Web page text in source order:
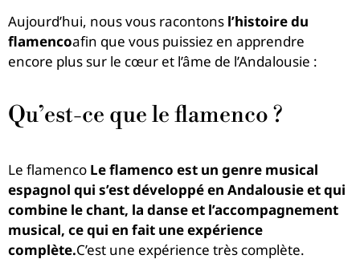
Aujourd’hui, nous vous racontons l’histoire du
flamencoafin que vous puissiez en apprendre
encore plus sur le cœur et l’âme de l’Andalousie :
Qu’est-ce que le flamenco ?
Le flamenco Le flamenco est un genre musical
espagnol qui s’est développé en Andalousie et qui
combine le chant, la danse et l’accompagnement
musical, ce qui en fait une expérience
complète.C’est une expérience très complète.